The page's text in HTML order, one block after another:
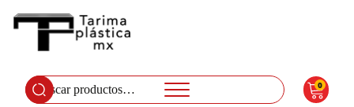
Buscar
por:
0